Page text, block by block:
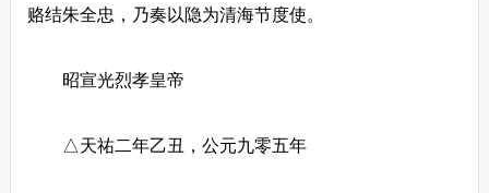
赂结朱全忠，乃奏以隐为清海节度使。
昭宣光烈孝皇帝
△天祐二年乙丑，公元九零五年